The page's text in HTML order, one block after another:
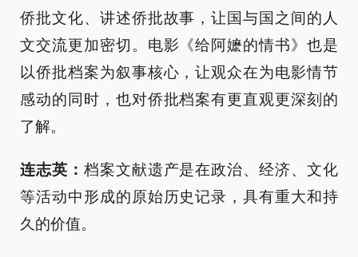
侨批文化、讲述侨批故事，让国与国之间的人
文交流更加密切。电影《给阿嬷的情书》也是
以侨批档案为叙事核心，让观众在为电影情节
感动的同时，也对侨批档案有更直观更深刻的
了解。
连志英： 档案文献遗产是在政治、经济、文化
等活动中形成的原始历史记录，具有重大和持
久的价值。